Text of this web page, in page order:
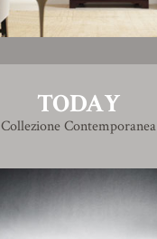
TODAY
Collezione Contemporanea